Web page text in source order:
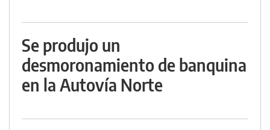
Se produjo un
desmoronamiento de banquina
en la Autovía Norte